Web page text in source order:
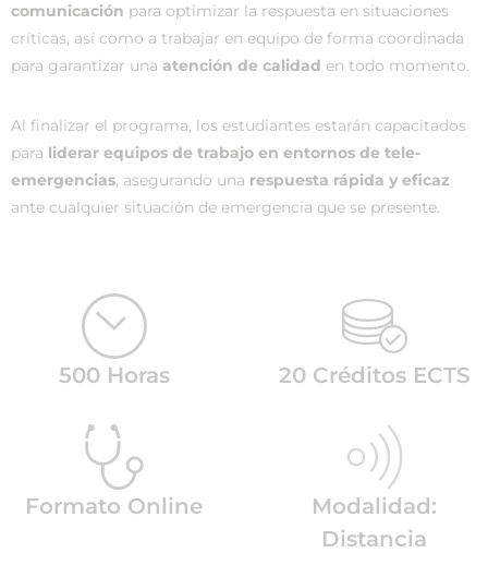
comunicación para optimizar la respuesta en situaciones
críticas, así como a trabajar en equipo de forma coordinada
para garantizar una atención de calidad en todo momento.
Al finalizar el programa, los estudiantes estarán capacitados
para liderar equipos de trabajo en entornos de tele-
emergencias, asegurando una respuesta rápida y eficaz
ante cualquier situación de emergencia que se presente.
500 Horas 20 Créditos ECTS
Formato Online
Modalidad:
Distancia